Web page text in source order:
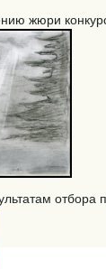
жюри
отбора